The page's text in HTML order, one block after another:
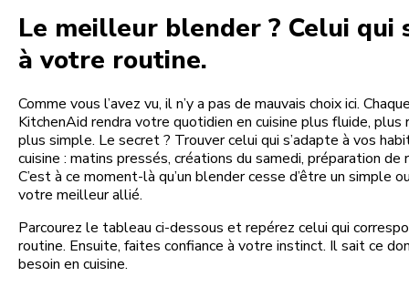
Le meilleur blender ? Celui qui
à votre routine.
Comme vous l’avez vu, il n’y a pas de mauvais choix ici.
KitchenAid rendra votre quotidien en cuisine plus fluide, plus
plus simple. Le secret ? Trouver celui qui s’adapte à vos
cuisine : matins pressés, créations du samedi, préparation de
C’est à ce moment-là qu’un blender cesse d’être un simple
votre meilleur allié.
Parcourez le tableau ci-dessous et repérez celui qui
routine. Ensuite, faites confiance à votre instinct. Il sait ce
besoin en cuisine.